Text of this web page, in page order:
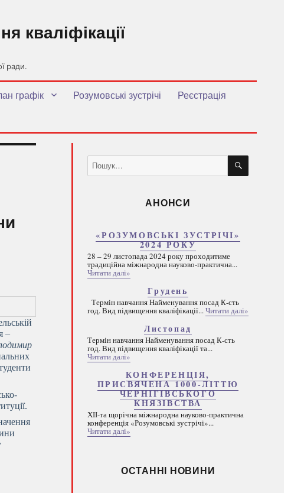
ради.
кваліфікації
графік Розумовські зустрічі
Реєстрація
–
Пошук
за
ШУКАТИ
АНОНСИ
«РОЗУМОВСЬКІ ЗУСТРІЧІ»
2024 РОКУ
28 – 29 листопада 2024 року проходитиме
традиційна міжнародна науково-практична...
Читати далі»
Грудень
Термін навчання Найменування посад К-сть
год. Вид підвищення кваліфікації...Читати далі»
Листопад
Термін навчання Найменування посад К-сть
год. Вид підвищення кваліфікації та...
Читати далі»
КОНФЕРЕНЦІЯ,
ПРИСВЯЧЕНА 1000-ЛІТТЮ
ЧЕРНІГІВСЬКОГО
КНЯЗІВСТВА
ХІІ-та щорічна міжнародна науково-практична
конференція «Розумовські зустрічі»...
Читати далі»
ОСТАННІ НОВИНИ